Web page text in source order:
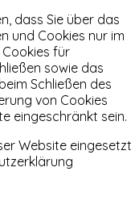
dass Sie über das
und Cookies nur im
Cookies für
sowie das
Schließen des
von Cookies
eingeschränkt sein.
Website eingesetzt